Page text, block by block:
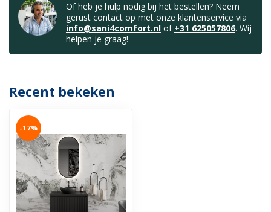
Of heb je hulp nodig bij het bestellen? Neem
gerust contact op met onze klantenservice via
info@sani4comfort.nl of +31 625057806. Wij
helpen je graag!
Recent bekeken
-17%